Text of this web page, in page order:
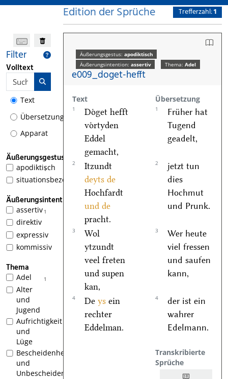
Filter
Volltext
Text
Übersetzung
Apparat
Äußerungsgestus
1
apodiktisch
situationsbezogen
Äußerungsintention
1
assertiv
direktiv
expressiv
kommissiv
Thema
1
Adel
Alter
und
Jugend
Aufrichtigkeit
und
Lüge
Bescheidenheit
und
Unbescheidenheit
Edition der Sprüche Trefferzahl:1
Äußerungsgestus: apodiktisch
Äußerungsintention: assertiv Thema: Adel
e009_doget-hefft
Text Übersetzung
1
Doͤget hefft
voͤrtyden
Eddel
gemacht,
1
Früher hat
Tugend
geadelt,
2
Itzundt
deyts de
Hochfardt
und de
pracht.
2
jetzt tun
dies
Hochmut
und Prunk.
3
Wol
ytzundt
veel freten
und supen
kan,
3
Wer heute
viel fressen
und saufen
kann,
4 De ys ein
rechter
Eddelman.
4
der ist ein
wahrer
Edelmann.
Transkribierte
Sprüche